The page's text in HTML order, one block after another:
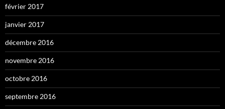
février 2017
janvier 2017
décembre 2016
novembre 2016
octobre 2016
septembre 2016